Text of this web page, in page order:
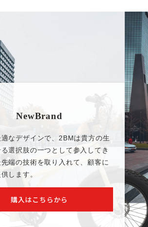
NewBrand
なデザインで、2BMは貴方の生
選択肢の一つとして参入してき
端の技術を取り入れて、顧客に
します。
購入はこちらから